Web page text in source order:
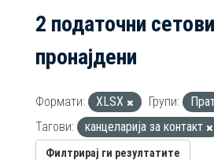
2 податочни
пронајдени
Формати: XLSX Групи:
Тагови:
канцеларија за контакт
Филтрирај ги резултатите